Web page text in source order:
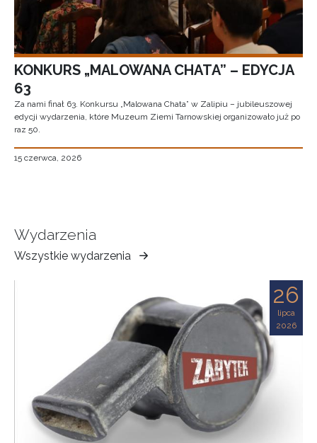
KONKURS „MALOWANA CHATA” – EDYCJA
63
Za nami finał 63. Konkursu „Malowana Chata” w Zalipiu – jubileuszowej
edycji wydarzenia, które Muzeum Ziemi Tarnowskiej organizowało już po
raz 50.
15 czerwca, 2026
Wydarzenia
Wszystkie wydarzenia
Muzeum
Ziemi
26
lipca
2026